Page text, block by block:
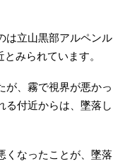
は立山黒部アルペンル
みられています。
が、霧で視界が悪かっ
る付近からは、墜落し
くなったことが、墜落